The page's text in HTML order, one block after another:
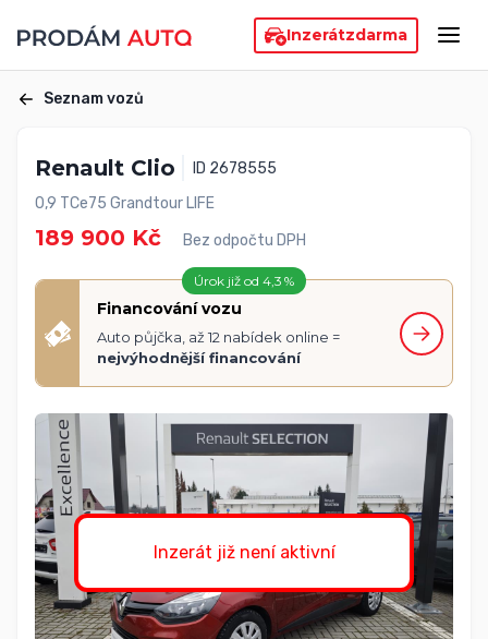
Inzerátzdarma
Seznam vozů
Renault Clio
ID 2678555
0,9 TCe75 Grandtour LIFE
189 900 Kč Bez odpočtu DPH
Úrok již od 4,3 %
Financování vozu
Auto půjčka, až 12 nabídek online =
nejvýhodnější financování
Inzerát již není aktivní